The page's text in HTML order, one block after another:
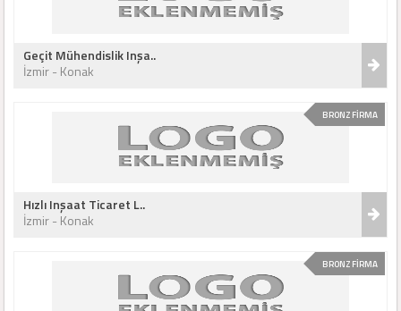
Geçit Mühendislik Inşa..
İzmir - Konak
BRONZ FİRMA
Hızlı Inşaat Ticaret L..
İzmir - Konak
BRONZ FİRMA